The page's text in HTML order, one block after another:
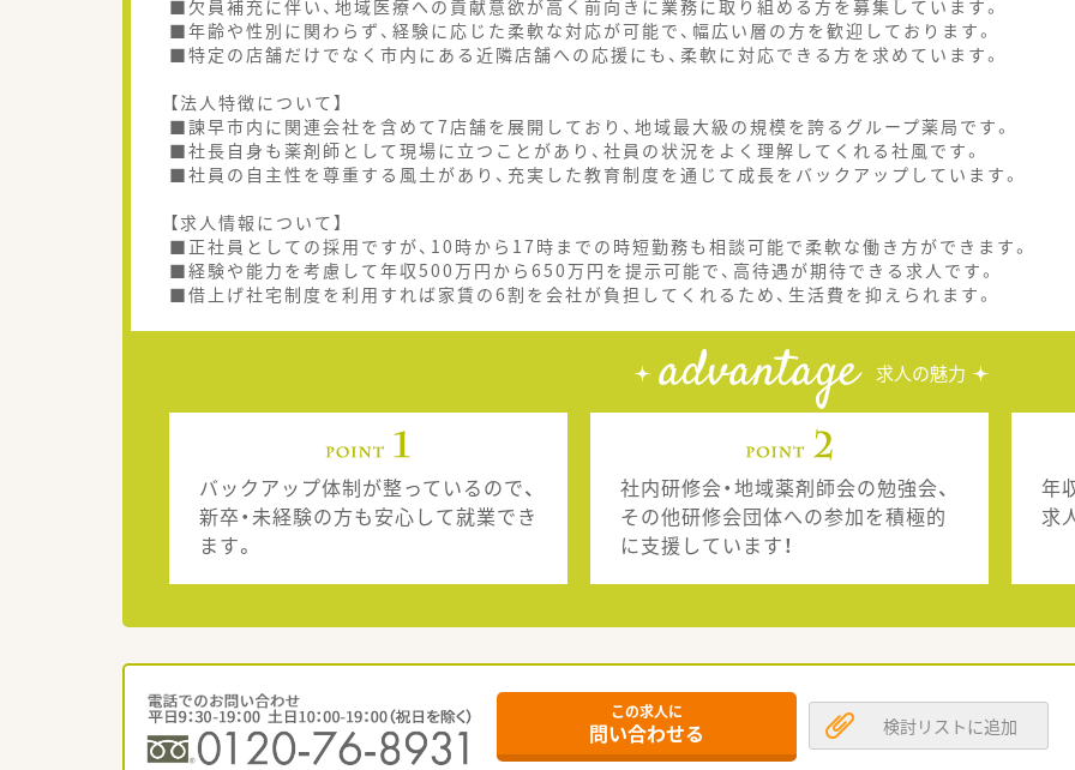
■欠員補充に伴い、地域医療への貢献意欲が高く前向きに業務に取り組める方を募集しています。
■年齢や性別に関わらず、経験に応じた柔軟な対応が可能で、幅広い層の方を歓迎しております。
■特定の店舗だけでなく市内にある近隣店舗への応援にも、柔軟に対応できる方を求めています。
【法人特徴について】
■諫早市内に関連会社を含めて7店舗を展開しており、地域最大級の規模を誇るグループ薬局です。
■社長自身も薬剤師として現場に立つことがあり、社員の状況をよく理解してくれる社風です。
■社員の自主性を尊重する風土があり、充実した教育制度を通じて成長をバックアップしています。
【求人情報について】
■正社員としての採用ですが、10時から17時までの時短勤務も相談可能で柔軟な働き方ができます。
■経験や能力を考慮して年収500万円から650万円を提示可能で、高待遇が期待できる求人です。
■借上げ社宅制度を利用すれば家賃の6割を会社が負担してくれるため、生活費を抑えられます。
advantage 求人の魅力
バックアップ体制が整っているので、
新卒・未経験の方も安心して就業でき
ます。
社内研修会・地域薬剤師会の勉強会、
その他研修会団体への参加を積極的
に支援しています！
年
求
この求人に
問い合わせる 検討リストに追加